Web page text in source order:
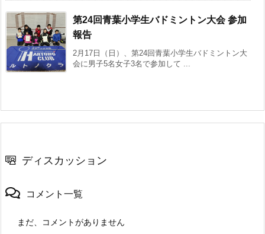
第24回青葉小学生バドミントン大会 参加
報告
2月17日（日）、第24回青葉小学生バドミントン大
会に男子5名女子3名で参加して ...
ディスカッション
コメント一覧
まだ、コメントがありません